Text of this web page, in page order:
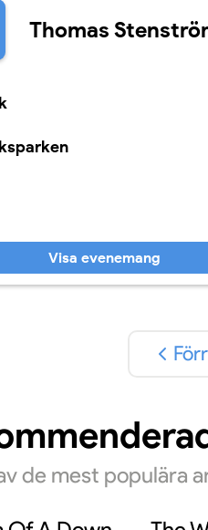
Thomas
Visa evenemang
de mest populära